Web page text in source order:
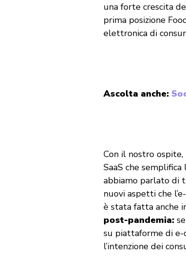
una forte crescita
prima posizione
elettronica di
Ascolta anche:
Con il nostro ospite,
SaaS che
abbiamo parlato di
nuovi aspetti che
è stata fatta anche
post-pandemia:se
su piattaforme di e-
l’intenzione dei